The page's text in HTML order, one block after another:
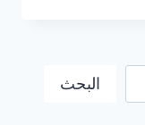
البحث